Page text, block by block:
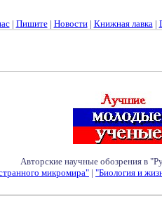
| Пишите| Новости| Книжная лавка|
Авторские научные обозрения в
микромира" | "Биология и